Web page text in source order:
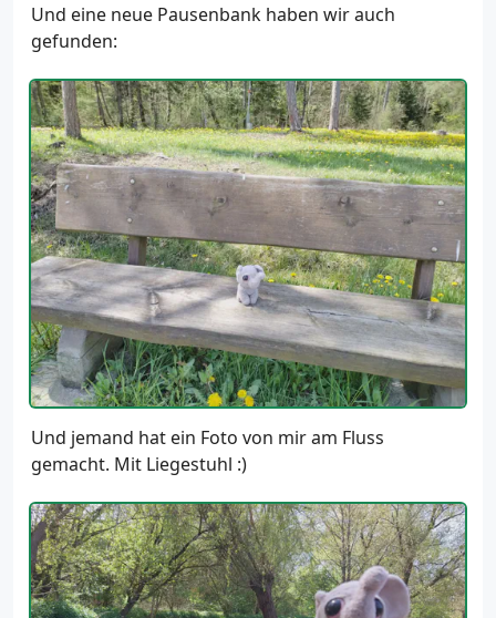
Und eine neue Pausenbank haben wir auch
gefunden:
Und jemand hat ein Foto von mir am Fluss
gemacht. Mit Liegestuhl :)